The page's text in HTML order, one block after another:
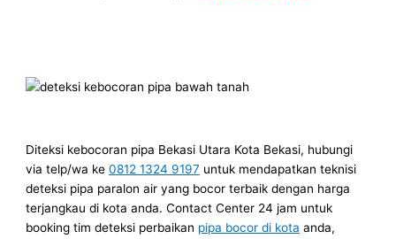
Diteksi kebocoran pipa Bekasi Utara Kota Bekasi, hubungi
via telp/wa ke0812 1324 9197 untuk mendapatkan teknisi
deteksi pipa paralon air yang bocor terbaik dengan harga
terjangkau di kota anda. Contact Center 24 jam untuk
booking tim deteksi perbaikan pipa bocor di kota anda,